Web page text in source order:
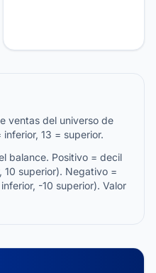
ventas del universo de
inferior, 13 = superior.
balance. Positivo = decil
10 superior). Negativo =
-10 superior). Valor